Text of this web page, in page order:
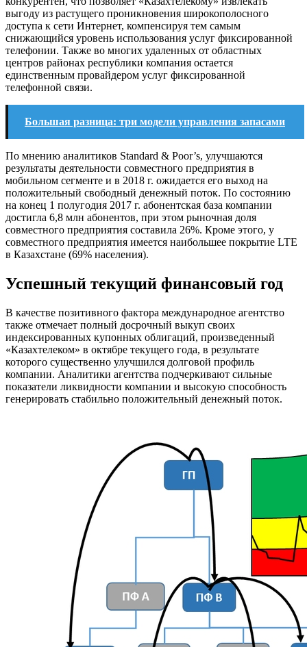
выгоду из растущего проникновения широкополосного
доступа к сети Интернет, компенсируя тем самым
снижающийся уровень использования услуг фиксированной
телефонии. Также во многих удаленных от областных
центров районах республики компания остается
единственным провайдером услуг фиксированной
телефонной связи.
Большая разница: три модели управления запасами
По мнению аналитиков Standard & Poor’s, улучшаются
результаты деятельности совместного предприятия в
мобильном сегменте и в 2018 г. ожидается его выход на
положительный свободный денежный поток. По состоянию
на конец 1 полугодия 2017 г. абонентская база компании
достигла 6,8 млн абонентов, при этом рыночная доля
совместного предприятия составила 26%. Кроме этого, у
совместного предприятия имеется наибольшее покрытие LTE
в Казахстане (69% населения).
Успешный текущий финансовый год
В качестве позитивного фактора международное агентство
также отмечает полный досрочный выкуп своих
индексированных купонных облигаций, произведенный
«Казахтелеком» в октябре текущего года, в результате
которого существенно улучшился долговой профиль
компании. Аналитики агентства подчеркивают сильные
показатели ликвидности компании и высокую способность
генерировать стабильно положительный денежный поток.